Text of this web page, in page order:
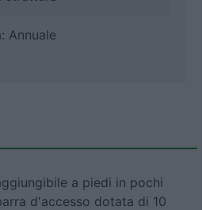
Annuale
a piedi in pochi
d'accesso dotata di 10